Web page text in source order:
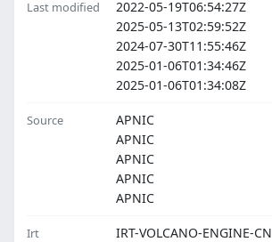
Last modified
2022-05-19T06:54:27Z
2025-05-13T02:59:52Z
2024-07-30T11:55:46Z
2025-01-06T01:34:46Z
2025-01-06T01:34:08Z
Source
APNIC
APNIC
APNIC
APNIC
APNIC
Irt IRT-VOLCANO-ENGINE-CN